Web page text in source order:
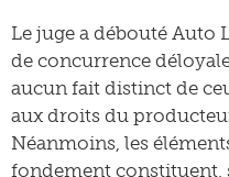
Le juge a débouté Auto
de concurrence
aucun fait distinct de
aux droits du
Néanmoins, les
fondement constituent,